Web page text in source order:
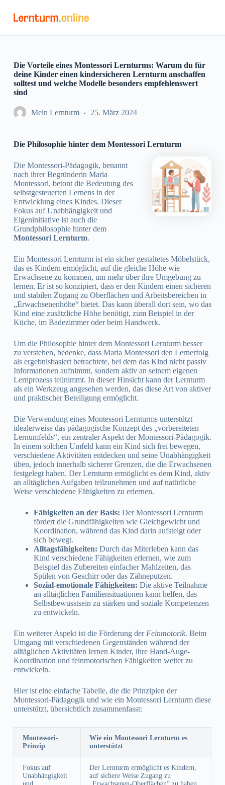
u
I
Die Vorteile eines Montessori Lernturms: Warum du für
deine Kinder einen kindersicheren Lernturm anschaffen
solltest und welche Modelle besonders empfehlenswert
sind
Mein Lernturm 25. März 2024
Die Philosophie hinter dem Montessori Lernturm
Die Montessori-Pädagogik, benannt
nach ihrer Begründerin Maria
Montessori, betont die Bedeutung des
selbstgesteuerten Lernens in der
Entwicklung eines Kindes. Dieser
Fokus auf Unabhängigkeit und
Eigeninitiative ist auch die
Grundphilosophie hinter dem
Montessori Lernturm.
Ein Montessori Lernturm ist ein sicher gestaltetes Möbelstück,
das es Kindern ermöglicht, auf die gleiche Höhe wie
Erwachsene zu kommen, um mehr über ihre Umgebung zu
lernen. Er ist so konzipiert, dass er den Kindern einen sicheren
und stabilen Zugang zu Oberflächen und Arbeitsbereichen in
„Erwachsenenhöhe“ bietet. Das kann überall dort sein, wo das
Kind eine zusätzliche Höhe benötigt, zum Beispiel in der
Küche, im Badezimmer oder beim Handwerk.
Um die Philosophie hinter dem Montessori Lernturm besser
zu verstehen, bedenke, dass Maria Montessori den Lernerfolg
als ergebnisbasiert betrachtete, bei dem das Kind nicht passiv
Informationen aufnimmt, sondern aktiv an seinem eigenen
Lernprozess teilnimmt. In dieser Hinsicht kann der Lernturm
als ein Werkzeug angesehen werden, das diese Art von aktiver
und praktischer Beteiligung ermöglicht.
Die Verwendung eines Montessori Lernturms unterstützt
idealerweise das pädagogische Konzept des „vorbereiteten
Lernumfelds“, ein zentraler Aspekt der Montessori-Pädagogik.
In einem solchen Umfeld kann ein Kind sich frei bewegen,
verschiedene Aktivitäten entdecken und seine Unabhängigkeit
üben, jedoch innerhalb sicherer Grenzen, die die Erwachsenen
festgelegt haben. Der Lernturm ermöglicht es dem Kind, aktiv
an alltäglichen Aufgaben teilzunehmen und auf natürliche
Weise verschiedene Fähigkeiten zu erlernen.
Fähigkeiten an der Basis: Der Montessori Lernturm
fördert die Grundfähigkeiten wie Gleichgewicht und
Koordination, während das Kind darin aufsteigt oder
sich bewegt.
Alltagsfähigkeiten: Durch das Miterleben kann das
Kind verschiedene Fähigkeiten erlernen, wie zum
Beispiel das Zubereiten einfacher Mahlzeiten, das
Spülen von Geschirr oder das Zähneputzen.
Sozial-emotionale Fähigkeiten: Die aktive Teilnahme
an alltäglichen Familiensituationen kann helfen, das
Selbstbewusstsein zu stärken und soziale Kompetenzen
zu entwickeln.
Ein weiterer Aspekt ist die Förderung der Feinmotorik. Beim
Umgang mit verschiedenen Gegenständen während der
alltäglichen Aktivitäten lernen Kinder, ihre Hand-Auge-
Koordination und feinmotorischen Fähigkeiten weiter zu
entwickeln.
Hier ist eine einfache Tabelle, die die Prinzipien der
Montessori-Pädagogik und wie ein Montessori Lernturm diese
unterstützt, übersichtlich zusammenfasst:
Montessori-
Prinzip
Wie ein Montessori Lernturm es
unterstützt
Fokus auf
Unabhängigkeit
Der Lernturm ermöglicht es Kindern,
auf sichere Weise Zugang zu